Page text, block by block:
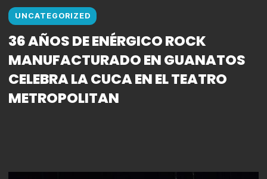
UNCATEGORIZED
36 AÑOS DE ENÉRGICO ROCK
MANUFACTURADO EN GUANATOS
CELEBRA LA CUCA EN EL TEATRO
METROPOLITAN